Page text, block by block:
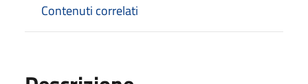
Contenuti correlati